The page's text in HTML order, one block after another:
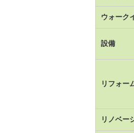
ウォーク
設備
リフォー
リノベー